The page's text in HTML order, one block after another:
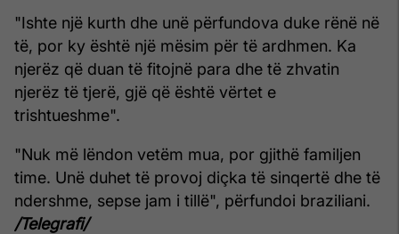
"Ishte një kurth dhe unë përfundova duke rënë në
të, por ky është një mësim për të ardhmen. Ka
njerëz që duan të fitojnë para dhe të zhvatin
njerëz të tjerë, gjë që është vërtet e
trishtueshme".
"Nuk më lëndon vetëm mua, por gjithë familjen
time. Unë duhet të provoj diçka të sinqertë dhe të
ndershme, sepse jam i tillë", përfundoi braziliani.
/Telegrafi/